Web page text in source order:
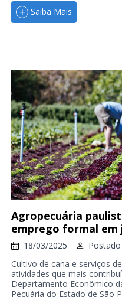
Saiba Mais
Agropecuária
emprego formal em
18/03/2025
Cultivo de cana e serviços
atividades que mais
Departamento Econômico
Pecuária do Estado de São